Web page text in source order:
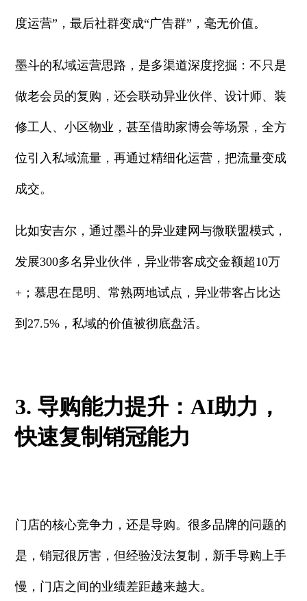
度运营”，最后社群变成“广告群”，毫无价值。
墨斗的私域运营思路，是多渠道深度挖掘：不只是
做老会员的复购，还会联动异业伙伴、设计师、装
修工人、小区物业，甚至借助家博会等场景，全方
位引入私域流量，再通过精细化运营，把流量变成
成交。
比如安吉尔，通过墨斗的异业建网与微联盟模式，
发展300多名异业伙伴，异业带客成交金额超10万
+；慕思在昆明、常熟两地试点，异业带客占比达
到27.5%，私域的价值被彻底盘活。
3. 导购能力提升：AI助力，
快速复制销冠能力
门店的核心竞争力，还是导购。很多品牌的问题的
是，销冠很厉害，但经验没法复制，新手导购上手
慢，门店之间的业绩差距越来越大。